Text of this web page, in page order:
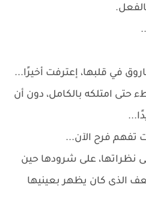
في قلبها، إعترفت أخيرًا...
حتى امتلكه بالكامل، دون أن
تفهم فرح الآن...
نظراتها، على شرودها حين
الذى كان يظهر بعينيها